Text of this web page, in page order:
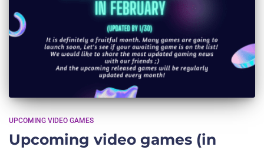
UPCOMING VIDEO GAMES
Upcoming video games (in